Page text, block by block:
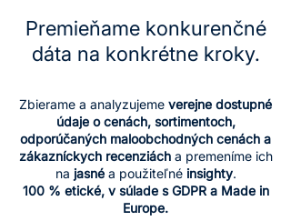
Premieňame konkurenčné
dáta na konkrétne kroky.
Zbierame a analyzujeme verejne dostupné
údaje o cenách, sortimentoch,
odporúčaných maloobchodných cenách a
zákazníckych recenziácha premeníme ich
na jasné a použiteľné insighty.
100 % etické, v súlade s GDPR a Made in
Europe.